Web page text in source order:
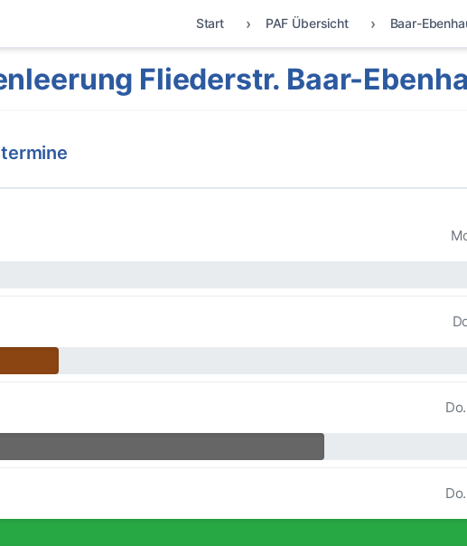
Start PAF Übersicht Baar-
Fliederstr. Baar-